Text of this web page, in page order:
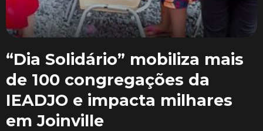
“Dia Solidário” mobiliza mais
de 100 congregações da
IEADJO e impacta milhares
em Joinville